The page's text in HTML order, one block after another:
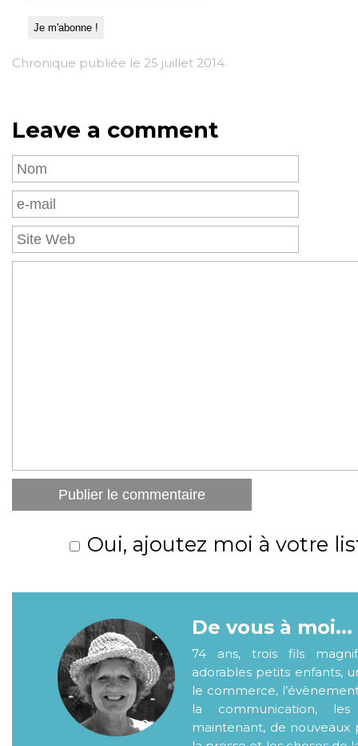
Chronique publiée le 25 juillet 2014
Leave a comment
Oui, ajoutez moi à votre
De vous à moi...
74 ans, trois fils
adorables petits enfants,
le commerce,
la communication,
maintenant, de nouveaux